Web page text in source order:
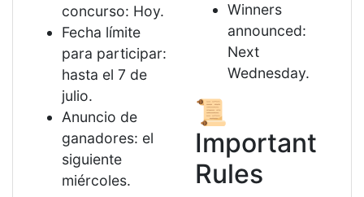
concurso: Hoy.
Fecha límite
para participar:
hasta el 7 de
julio.
Anuncio de
ganadores: el
siguiente
miércoles.
Winners
announced:
Next
Wednesday.
📜
Important
Rules